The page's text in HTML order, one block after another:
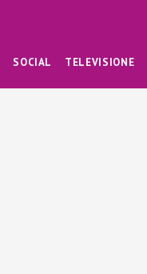
SOCIAL TELEVISIONE